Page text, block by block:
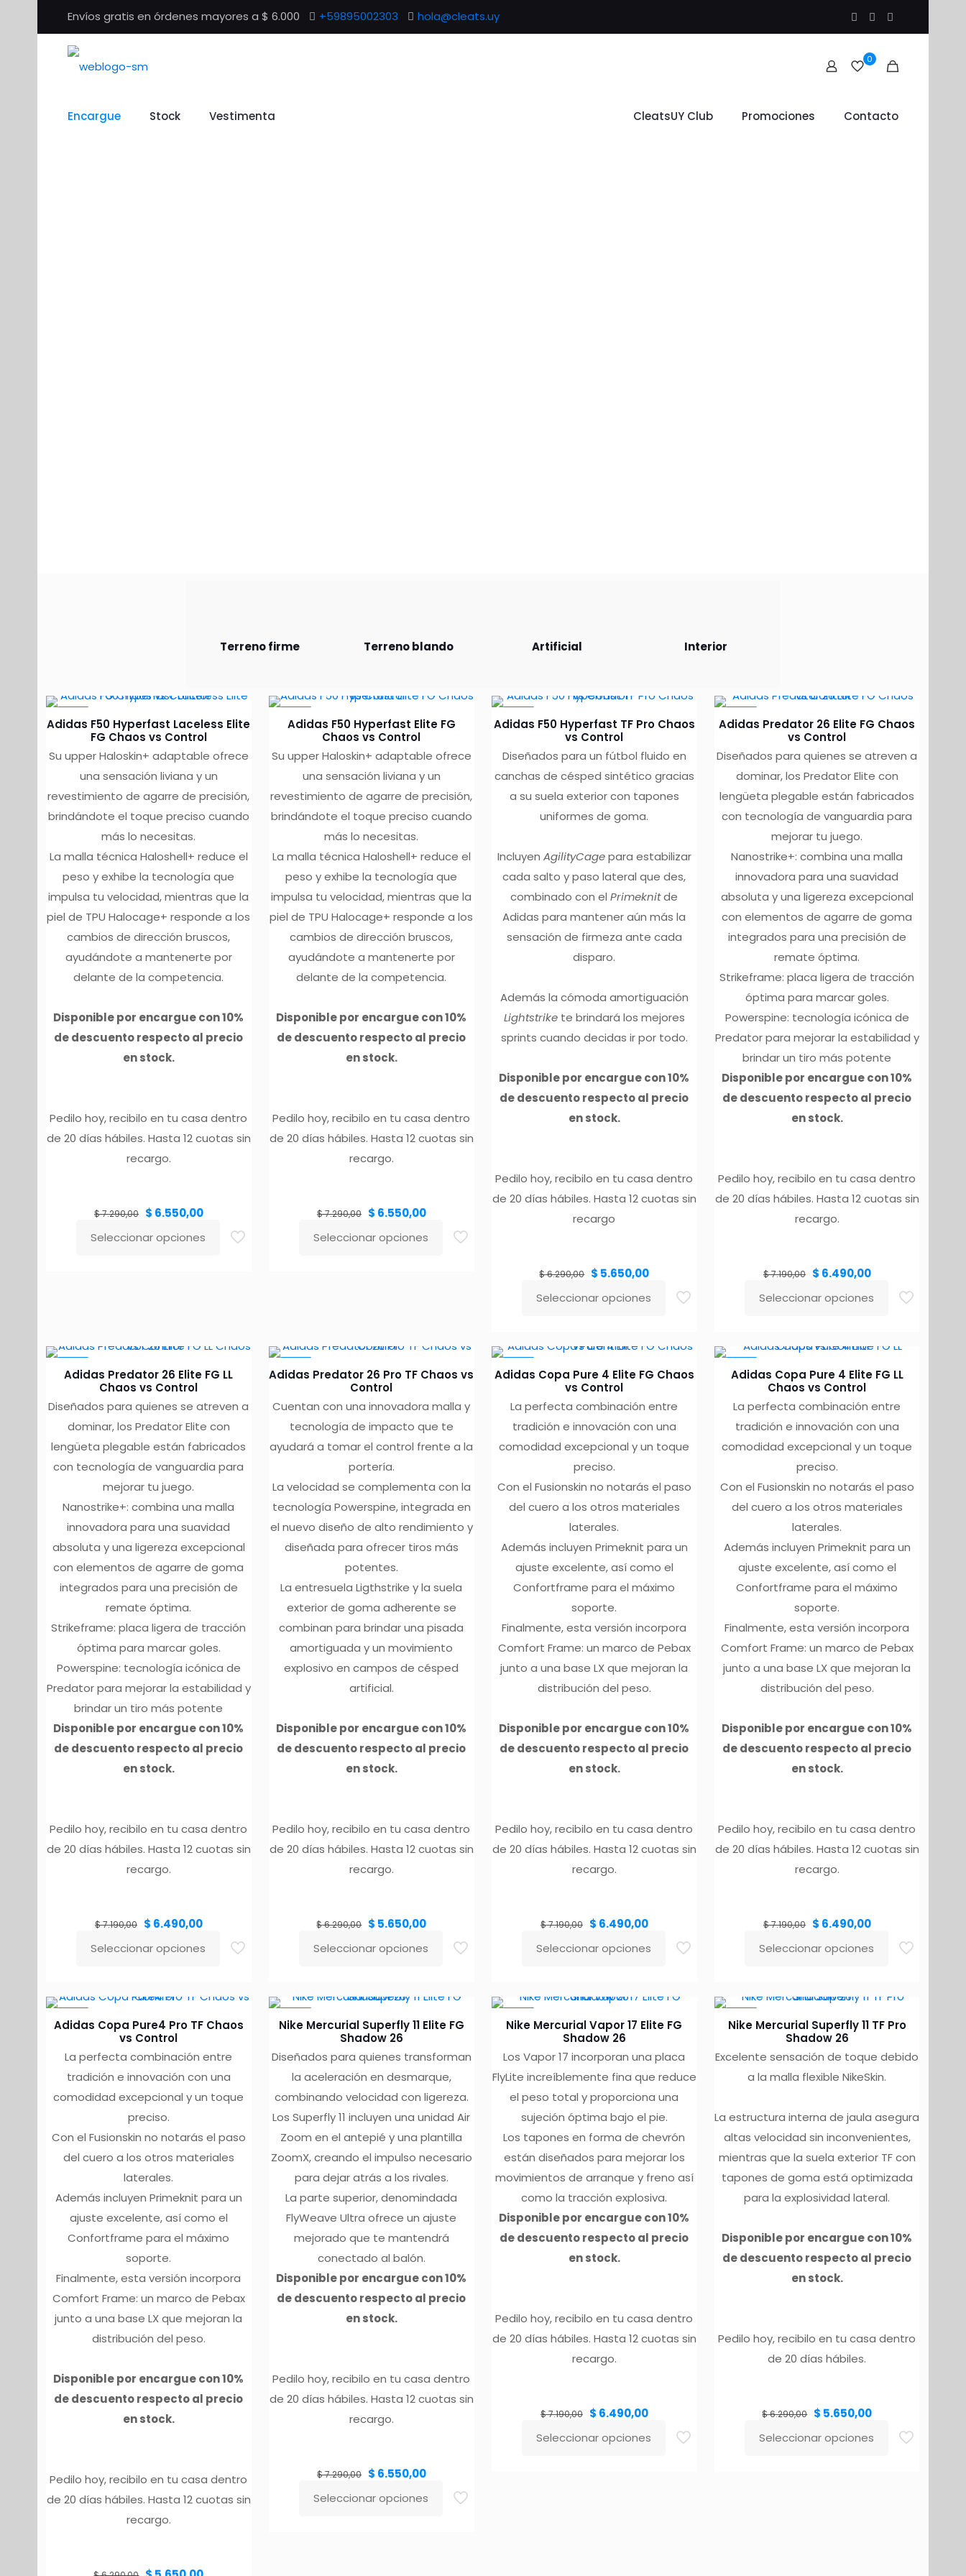
Envíos gratis en órdenes mayores a $ 6.000 +59895002303 hola@cleats.uy
0
Encargue Stock Vestimenta CleatsUY Club Promociones Contacto
Terreno firme Terreno blando Artificial Interior
Adidas F50 Hyperfast Laceless Elite
FG Chaos vs Control
Su upper Haloskin+ adaptable ofrece
una sensación liviana y un
revestimiento de agarre de precisión,
brindándote el toque preciso cuando
más lo necesitas.
La malla técnica Haloshell+ reduce el
peso y exhibe la tecnología que
impulsa tu velocidad, mientras que la
piel de TPU Halocage+ responde a los
cambios de dirección bruscos,
ayudándote a mantenerte por
delante de la competencia.
Disponible por encargue con 10%
de descuento respecto al precio
en stock.
Pedilo hoy, recibilo en tu casa dentro
de 20 días hábiles. Hasta 12 cuotas sin
recargo.
$7.290,00 El
precio
original
era:
$ 7.290,00.
$ 6.550,00Elprecio
actual
es:
$ 6.550,00.
Seleccionar opciones
Este
Las
opciones
pueden
elegir
en
la
página
de
producto
Adidas F50 Hyperfast Elite FG
Chaos vs Control
Su upper Haloskin+ adaptable ofrece
una sensación liviana y un
revestimiento de agarre de precisión,
brindándote el toque preciso cuando
más lo necesitas.
La malla técnica Haloshell+ reduce el
peso y exhibe la tecnología que
impulsa tu velocidad, mientras que la
piel de TPU Halocage+ responde a los
cambios de dirección bruscos,
ayudándote a mantenerte por
delante de la competencia.
Disponible por encargue con 10%
de descuento respecto al precio
en stock.
Pedilo hoy, recibilo en tu casa dentro
de 20 días hábiles. Hasta 12 cuotas sin
recargo.
$7.290,00 El
precio
original
era:
$ 7.290,00.
$ 6.550,00Elprecio
actual
es:
$ 6.550,00.
Seleccionar opciones
Este
Las
opciones
pueden
elegir
en
página
de
producto
Adidas F50 Hyperfast TF Pro Chaos
vs Control
Diseñados para un fútbol fluido en
canchas de césped sintético gracias
a su suela exterior con tapones
uniformes de goma.
Incluyen AgilityCagepara estabilizar
cada salto y paso lateral que des,
combinado con elPrimeknitde
Adidas para mantener aún más la
sensación de firmeza ante cada
disparo.
Además la cómoda amortiguación
Lightstrikete brindará los mejores
sprints cuando decidas ir por todo.
Disponible por encargue con 10%
de descuento respecto al precio
en stock.
Pedilo hoy, recibilo en tu casa dentro
de 20 días hábiles. Hasta 12 cuotas sin
recargo
$6.290,00 El
precio
original
era:
$ 6.290,00.
$ 5.650,00Elprecio
actual
es:
Seleccionar opciones
Este
tiene
múltiples
variantes.
Las
opciones
se
elegir
en
página
de
producto
Adidas Predator 26 Elite FG Chaos
vs Control
Diseñados para quienes se atreven a
dominar, los Predator Elite con
lengüeta plegable están fabricados
con tecnología de vanguardia para
mejorar tu juego.
Nanostrike+: combina una malla
innovadora para una suavidad
absoluta y una ligereza excepcional
con elementos de agarre de goma
integrados para una precisión de
remate óptima.
Strikeframe: placa ligera de tracción
óptima para marcar goles.
Powerspine: tecnología icónica de
Predator para mejorar la estabilidad y
brindar un tiro más potente
Disponible por encargue con 10%
de descuento respecto al precio
en stock.
Pedilo hoy, recibilo en tu casa dentro
de 20 días hábiles. Hasta 12 cuotas sin
recargo.
$7.190,00 El
precio
original
era:
$ 7.190,00.
$ 6.490,00Elprecio
actual
es:
$ 6.490,00.
Seleccionar opciones
Este
tiene
múltiples
variantes.
Las
opciones
se
elegir
en
página
de
producto
Adidas Predator 26 Elite FG LL
Chaos vs Control
Diseñados para quienes se atreven a
dominar, los Predator Elite con
lengüeta plegable están fabricados
con tecnología de vanguardia para
mejorar tu juego.
Nanostrike+: combina una malla
innovadora para una suavidad
absoluta y una ligereza excepcional
con elementos de agarre de goma
integrados para una precisión de
remate óptima.
Strikeframe: placa ligera de tracción
óptima para marcar goles.
Powerspine: tecnología icónica de
Predator para mejorar la estabilidad y
brindar un tiro más potente
Disponible por encargue con 10%
de descuento respecto al precio
en stock.
Pedilo hoy, recibilo en tu casa dentro
de 20 días hábiles. Hasta 12 cuotas sin
recargo.
$7.190,00 El
precio
original
era:
$ 7.190,00.
$ 6.490,00Elprecio
actual
es:
$ 6.490,00.
Seleccionar opciones
Este
tiene
múltiples
variantes.
Las
opciones
se
elegir
en
página
de
producto
Adidas Predator 26 Pro TF Chaos vs
Control
Cuentan con una innovadora malla y
tecnología de impacto que te
ayudará a tomar el control frente a la
portería.
La velocidad se complementa con la
tecnología Powerspine, integrada en
el nuevo diseño de alto rendimiento y
diseñada para ofrecer tiros más
potentes.
La entresuela Ligthstrike y la suela
exterior de goma adherente se
combinan para brindar una pisada
amortiguada y un movimiento
explosivo en campos de césped
artificial.
Disponible por encargue con 10%
de descuento respecto al precio
en stock.
Pedilo hoy, recibilo en tu casa dentro
de 20 días hábiles. Hasta 12 cuotas sin
recargo.
$6.290,00 El
precio
original
era:
$ 6.290,00.
$ 5.650,00Elprecio
actual
es:
Seleccionar opciones
Este
tiene
múltiples
variantes.
Las
opciones
se
pueden
elegir
en
la
página
de
producto
Adidas Copa Pure 4 Elite FG Chaos
vs Control
La perfecta combinación entre
tradición e innovación con una
comodidad excepcional y un toque
preciso.
Con el Fusionskin no notarás el paso
del cuero a los otros materiales
laterales.
Además incluyen Primeknit para un
ajuste excelente, así como el
Confortframe para el máximo
soporte.
Finalmente, esta versión incorpora
Comfort Frame: un marco de Pebax
junto a una base LX que mejoran la
distribución del peso.
Disponible por encargue con 10%
de descuento respecto al precio
en stock.
Pedilo hoy, recibilo en tu casa dentro
de 20 días hábiles. Hasta 12 cuotas sin
recargo.
$7.190,00 El
precio
original
era:
$ 7.190,00.
$ 6.490,00Elprecio
actual
es:
$ 6.490,00.
Seleccionar opciones
Este
tiene
múltiples
variantes.
Las
opciones
se
pueden
elegir
en
la
página
de
producto
Adidas Copa Pure 4 Elite FG LL
Chaos vs Control
La perfecta combinación entre
tradición e innovación con una
comodidad excepcional y un toque
preciso.
Con el Fusionskin no notarás el paso
del cuero a los otros materiales
laterales.
Además incluyen Primeknit para un
ajuste excelente, así como el
Confortframe para el máximo
soporte.
Finalmente, esta versión incorpora
Comfort Frame: un marco de Pebax
junto a una base LX que mejoran la
distribución del peso.
Disponible por encargue con 10%
de descuento respecto al precio
en stock.
Pedilo hoy, recibilo en tu casa dentro
de 20 días hábiles. Hasta 12 cuotas sin
recargo.
$7.190,00 El
precio
original
era:
$ 7.190,00.
$ 6.490,00Elprecio
actual
es:
$ 6.490,00.
Seleccionar opciones
Este
tiene
múltiples
variantes.
Las
opciones
pueden
elegir
en
la
página
producto
Adidas Copa Pure4 Pro TF Chaos
vs Control
La perfecta combinación entre
tradición e innovación con una
comodidad excepcional y un toque
preciso.
Con el Fusionskin no notarás el paso
del cuero a los otros materiales
laterales.
Además incluyen Primeknit para un
ajuste excelente, así como el
Confortframe para el máximo
soporte.
Finalmente, esta versión incorpora
Comfort Frame: un marco de Pebax
junto a una base LX que mejoran la
distribución del peso.
Disponible por encargue con 10%
de descuento respecto al precio
en stock.
Pedilo hoy, recibilo en tu casa dentro
de 20 días hábiles. Hasta 12 cuotas sin
recargo.
Nike Mercurial Superfly 11 Elite FG
Shadow 26
Diseñados para quienes transforman
la aceleración en desmarque,
combinando velocidad con ligereza.
Los Superfly 11 incluyen una unidad Air
Zoom en el antepié y una plantilla
ZoomX, creando el impulso necesario
para dejar atrás a los rivales.
La parte superior, denomindada
FlyWeave Ultra ofrece un ajuste
mejorado que te mantendrá
conectado al balón.
Disponible por encargue con 10%
de descuento respecto al precio
en stock.
Pedilo hoy, recibilo en tu casa dentro
de 20 días hábiles. Hasta 12 cuotas sin
recargo.
$7.290,00 El
precio
original
era:
$ 7.290,00.
$ 6.550,00Elprecio
actual
es:
$ 6.550,00.
Seleccionar opciones
Este
Nike Mercurial Vapor 17 Elite FG
Shadow 26
Los Vapor 17 incorporan una placa
FlyLite increíblemente fina que reduce
el peso total y proporciona una
sujeción óptima bajo el pie.
Los tapones en forma de chevrón
están diseñados para mejorar los
movimientos de arranque y freno así
como la tracción explosiva.
Disponible por encargue con 10%
de descuento respecto al precio
en stock.
Pedilo hoy, recibilo en tu casa dentro
de 20 días hábiles. Hasta 12 cuotas sin
recargo.
$7.190,00 El
precio
original
era:
$ 7.190,00.
$ 6.490,00Elprecio
actual
es:
$ 6.490,00.
Seleccionar opciones
Este
Nike Mercurial Superfly 11 TF Pro
Shadow 26
Excelente sensación de toque debido
a la malla flexible NikeSkin.
La estructura interna de jaula asegura
altas velocidad sin inconvenientes,
mientras que la suela exterior TF con
tapones de goma está optimizada
para la explosividad lateral.
Disponible por encargue con 10%
de descuento respecto al precio
en stock.
Pedilo hoy, recibilo en tu casa dentro
de 20 días hábiles.
$6.290,00 El
precio
original
era:
$ 6.290,00.
$ 5.650,00Elprecio
actual
es:
Seleccionar opciones
Este